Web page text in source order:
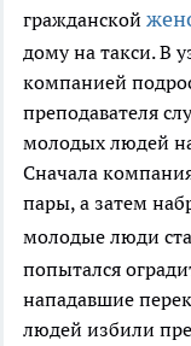
гражданской
дому на такси. В
компанией
преподавателя
молодых людей
Сначала
пары, а затем
молодые люди
попытался
нападавшие
людей избили